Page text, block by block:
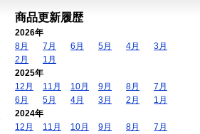
商品更新履歴
2026年
8月
7月 6月 5月 4月
3月
2月
1月
2025年
12月
11月 10月 9月 8月
7月
6月
5月 4月 3月 2月
1月
2024年
12月
11月 10月 9月 8月
7月